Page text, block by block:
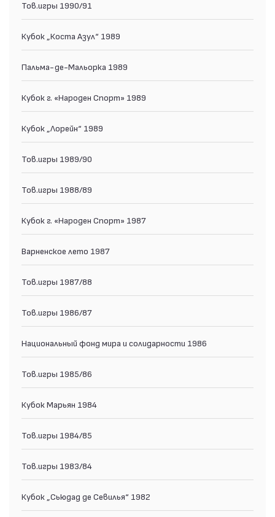
Тов.игры 1990/91
Кубок „Коста Азул“ 1989
Пальма-де-Мальорка 1989
Кубок г. «Народен Спорт» 1989
Кубок „Лорейн“ 1989
Тов.игры 1989/90
Тов.игры 1988/89
Кубок г. «Народен Спорт» 1987
Варненское лето 1987
Тов.игры 1987/88
Тов.игры 1986/87
Национальный фонд мира и солидарности 1986
Тов.игры 1985/86
Кубок Марьян 1984
Тов.игры 1984/85
Тов.игры 1983/84
Кубок „Сьюдад де Севилья“ 1982